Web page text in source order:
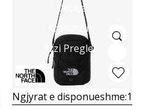
Detaje
Krahasoni
Brzi Pregled
Ngjyrat e disponueshme:1